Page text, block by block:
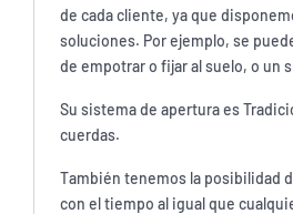
de cada cliente, ya que
soluciones. Por ejemplo, se
de empotrar o fijar al suelo, o un
Su sistema de apertura es
cuerdas.
También tenemos la posibilidad
con el tiempo al igual que